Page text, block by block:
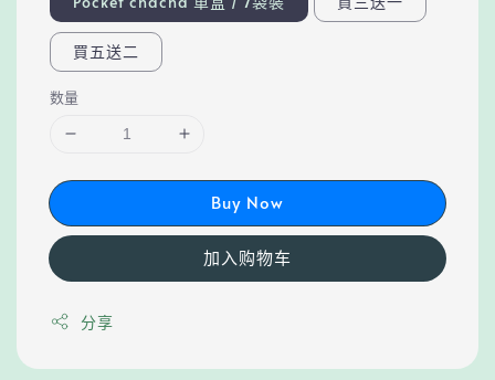
買五送二
数量
Buy Now
加入购物车
分享